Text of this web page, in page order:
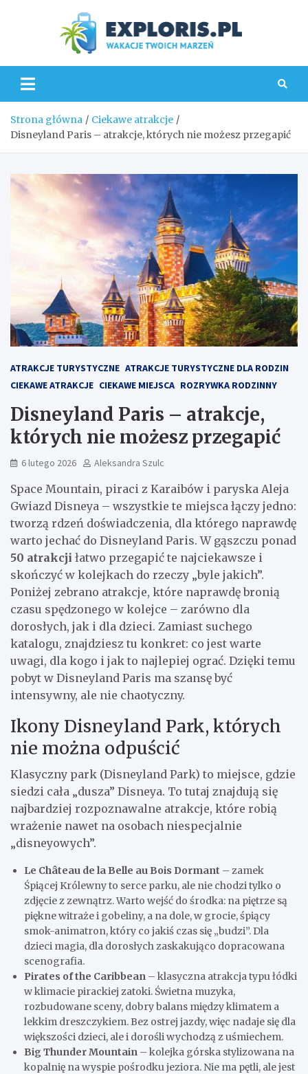
Strona główna
Ciekawe atrakcje
Disneyland Paris – atrakcje, których nie możesz przegapić
ATRAKCJE TURYSTYCZNE ATRAKCJE TURYSTYCZNE DLA RODZIN
CIEKAWE ATRAKCJE CIEKAWE MIEJSCA ROZRYWKA RODZINNY
Disneyland Paris – atrakcje,
których nie możesz przegapić
6 lutego 2026 Aleksandra Szulc
Space Mountain, piraci z Karaibów i paryska Aleja
Gwiazd Disneya – wszystkie te miejsca łączy jedno:
tworzą rdzeń doświadczenia, dla którego naprawdę
warto jechać do Disneyland Paris. W gąszczu ponad
50 atrakcji łatwo przegapić te najciekawsze i
skończyć w kolejkach do rzeczy „byle jakich”.
Poniżej zebrano atrakcje, które naprawdę bronią
czasu spędzonego w kolejce – zarówno dla
dorosłych, jak i dla dzieci. Zamiast suchego
katalogu, znajdziesz tu konkret: co jest warte
uwagi, dla kogo i jak to najlepiej ograć. Dzięki temu
pobyt w Disneyland Paris ma szansę być
intensywny, ale nie chaotyczny.
Ikony Disneyland Park, których
nie można odpuścić
Klasyczny park (Disneyland Park) to miejsce, gdzie
siedzi cała „dusza” Disneya. To tutaj znajdują się
najbardziej rozpoznawalne atrakcje, które robią
wrażenie nawet na osobach niespecjalnie
„disneyowych”.
Le Château de la Belle au Bois Dormant – zamek
Śpiącej Królewny to serce parku, ale nie chodzi tylko o
zdjęcie z zewnątrz. Warto wejść do środka: na piętrze są
piękne witraże i gobeliny, a na dole, w grocie, śpiący
smok-animatron, który co jakiś czas się „budzi”. Dla
dzieci magia, dla dorosłych zaskakująco dopracowana
scenografia.
Pirates of the Caribbean – klasyczna atrakcja typu łódki
w klimacie pirackiej zatoki. Świetna muzyka,
rozbudowane sceny, dobry balans między klimatem a
lekkim dreszczykiem. Bez ostrej jazdy, więc nadaje się dla
większości dzieci, ale i dorośli wychodzą z uśmiechem.
Big Thunder Mountain – kolejka górska stylizowana na
kopalnię na wyspie pośrodku jeziora. Nie ma pętli, ale jest